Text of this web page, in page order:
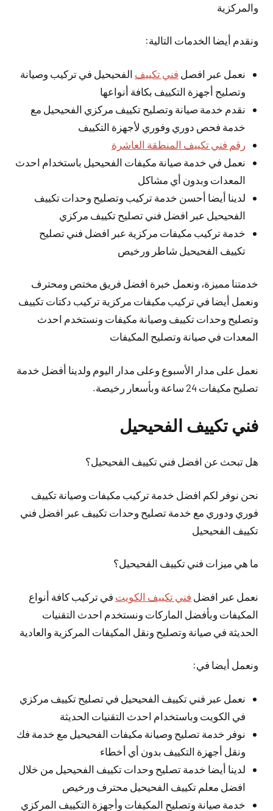
والمركزية
ونقدم أيضا الخدمات التالية:
نعمل عبر افصل فني تكييف الفحيحيل في تركيب وصيانة
وتصليح أجهزة التكييف بكافة أنواعها
نقدم خدمة صيانة وتصليح تكييف مركزي الفحيحيل مع
خدمة فحص دوري وفوري لأجهزة التكييف
رقم فني تكييف المنطقة العاشرة
نعمل في خدمة صيانة مكيفات الفحيحيل باستخدام احدث
المعدات وبدون أي مشاكل
لدينا أيضا أحسن خدمة تركيب وتصليح وحدات تكييف
الفحيحيل عبر افضل فني تصليح تكييف مركزي
خدمة تركيب مكيفات مركزية عبر افضل فني تصليح
تكييف الفحيحيل شاطر ورخيص
خدمتنا مميزة، ونعمل خبرة افضل فريق مختص ومحترف
ونعمل أيضا في تركيب مكيفات مركزية تركيب دكتات تكييف
وتصليح وحدات تكييف وصيانة مكيفات ونستخدم احدث
المعدات في صيانة وتصليح المكيفات
نعمل على مدار الأسبوع وعلى مدار اليوم ولدينا أفضل خدمة
تصليح مكيفات 24 ساعة وبأسعار رخيصة.
فني تكييف الفحيحيل
هل تبحث عن افضل فني تكييف الفحيحيل؟
نحن نوفر لكم افضل خدمة تركيب مكيفات وصيانة تكييف
فوري ودوري مع خدمة تصليح وحدات تكييف عبر افضل فني
تكييف الفحيحيل
ما هي ميزات فني تكييف الفحيحيل؟
نعمل عبر افضل فني تكييف الكويت في تركيب كافة أنواع
المكيفات وبأفضل الماركات ونستخدم احدث التقنيات
الحديثة في صيانة وتصليح ونقل المكيفات المركزية والعادية
ونعمل أيضا في:
نعمل عبر فني تكييف الفحيحيل في تصليح تكييف مركزي
في الكويت وباستخدام احدث التقنيات الحديثة
نوفر خدمة تصليح وصيانة مكيفات الفحيحيل مع خدمة فك
ونقل أجهزة التكييف بدون أي أخطاء
لدينا أيضا خدمة تصليح وحدات تكييف الفحيحيل من خلال
افضل معلم تكييف الفحيحيل محترف ورخيص
خدمة صيانة وتصليح المكيفات وأجهزة التكييف المركزي